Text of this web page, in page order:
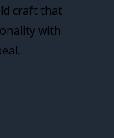
craft that
with